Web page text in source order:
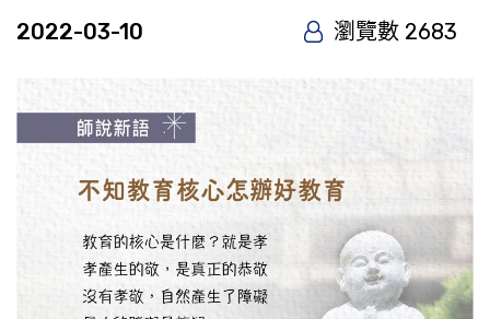
2022-03-10 瀏覽數 2683